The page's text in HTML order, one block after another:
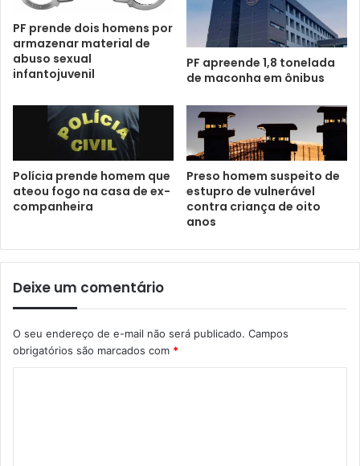
PF prende dois homens por
armazenar material de
abuso sexual
infantojuvenil
PF apreende 1,8 tonelada
de maconha em ônibus
Polícia prende homem que
ateou fogo na casa de ex-
companheira
Preso homem suspeito de
estupro de vulnerável
contra criança de oito
anos
Deixe um comentário
O seu endereço de e-mail não será publicado. Campos
obrigatórios são marcados com *